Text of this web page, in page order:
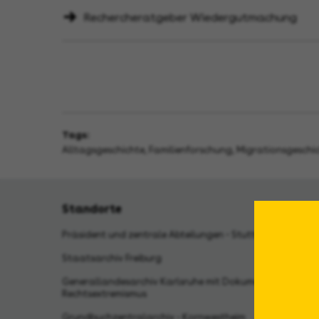
Rechercheratgeber Wiedergutmachung
Tags:
Alltagsgeschichte
Familienforschung
Standorte
Präsident und zentrale Abteilungen - Stuttgart
Staatsarchiv Freiburg
Generallandesarchiv Karlsruhe mit Dokumentationsstelle
Rechtsextremismus